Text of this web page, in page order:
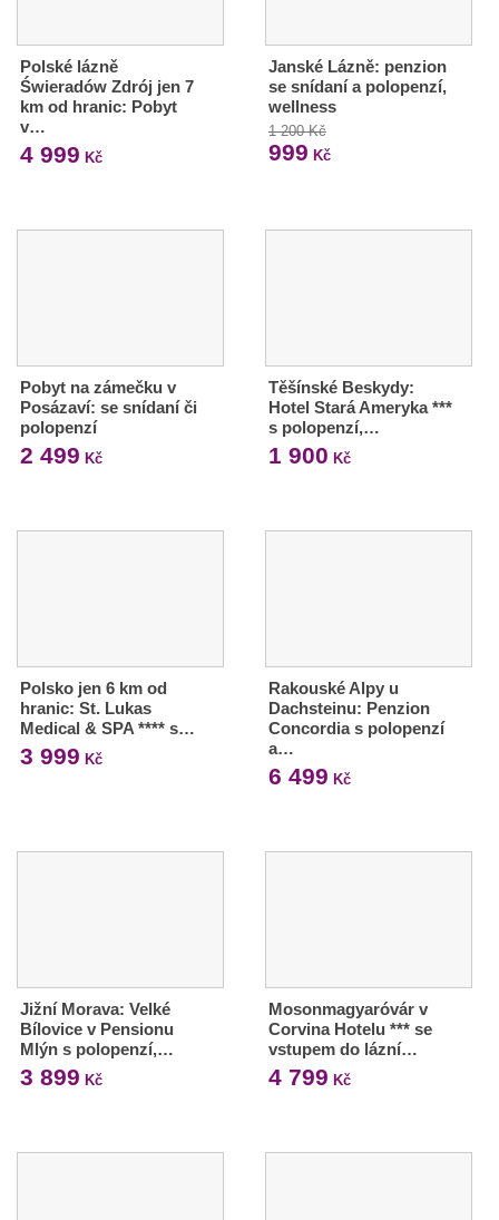
Polské lázně
Świeradów Zdrój jen 7
km od hranic: Pobyt
v…
4 999 Kč
Janské Lázně: penzion
se snídaní a polopenzí,
wellness
1 200 Kč
999 Kč
Pobyt na zámečku v
Posázaví: se snídaní či
polopenzí
2 499 Kč
Těšínské Beskydy:
Hotel Stará Ameryka ***
s polopenzí,…
1 900 Kč
Polsko jen 6 km od
hranic: St. Lukas
Medical & SPA **** s…
3 999 Kč
Rakouské Alpy u
Dachsteinu: Penzion
Concordia s polopenzí
a…
6 499 Kč
Jižní Morava: Velké
Bílovice v Pensionu
Mlýn s polopenzí,…
3 899 Kč
Mosonmagyaróvár v
Corvina Hotelu *** se
vstupem do lázní…
4 799 Kč